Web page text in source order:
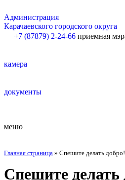
Администрация
Карачаевского городского округа
+7 (87879) 2-24-66 приемная
камера
документы
меню
Главная страница » Спешите делать добро!
Спешите делать